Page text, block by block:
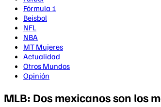
Fórmula 1
Beisbol
NFL
NBA
MT Mujeres
Actualidad
Otros Mundos
Opinión
MLB: Dos mexicanos son los